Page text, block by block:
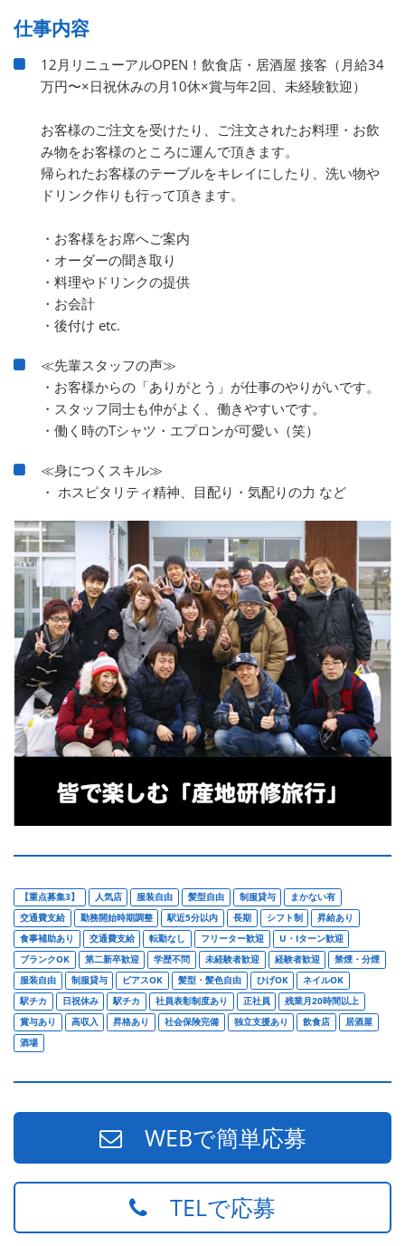
仕事内容
12月リニューアルOPEN！飲食店・居酒屋 接客（月給34
万円〜×日祝休みの月10休×賞与年2回、未経験歓迎）
お客様のご注文を受けたり、ご注文されたお料理・お飲
み物をお客様のところに運んで頂きます。
帰られたお客様のテーブルをキレイにしたり、洗い物や
ドリンク作りも行って頂きます。
・お客様をお席へご案内
・オーダーの聞き取り
・料理やドリンクの提供
・お会計
・後付け etc.
≪先輩スタッフの声≫
・お客様からの「ありがとう」が仕事のやりがいです。
・スタッフ同士も仲がよく、働きやすいです。
・働く時のTシャツ・エプロンが可愛い（笑）
≪身につくスキル≫
・ ホスピタリティ精神、目配り・気配りの力 など
【重点募集3】 人気店 服装自由 髪型自由 制服貸与
まかない有
交通費支給
勤務開始時期調整 駅近5分以内 長期 シフト制
昇給あり
食事補助あり
交通費支給 転勤なし フリーター歓迎
U・Iターン歓迎
ブランクOK
第二新卒歓迎 学歴不問 未経験者歓迎 経験者歓迎
禁煙・分煙
服装自由
制服貸与 ピアスOK 髪型・髪色自由 ひげOK
ネイルOK
駅チカ
日祝休み 駅チカ 社員表彰制度あり 正社員
残業月20時間以上
賞与あり
高収入 昇格あり 社会保険完備 独立支援あり 飲食店
居酒屋
酒場
WEBで簡単応募
TELで応募